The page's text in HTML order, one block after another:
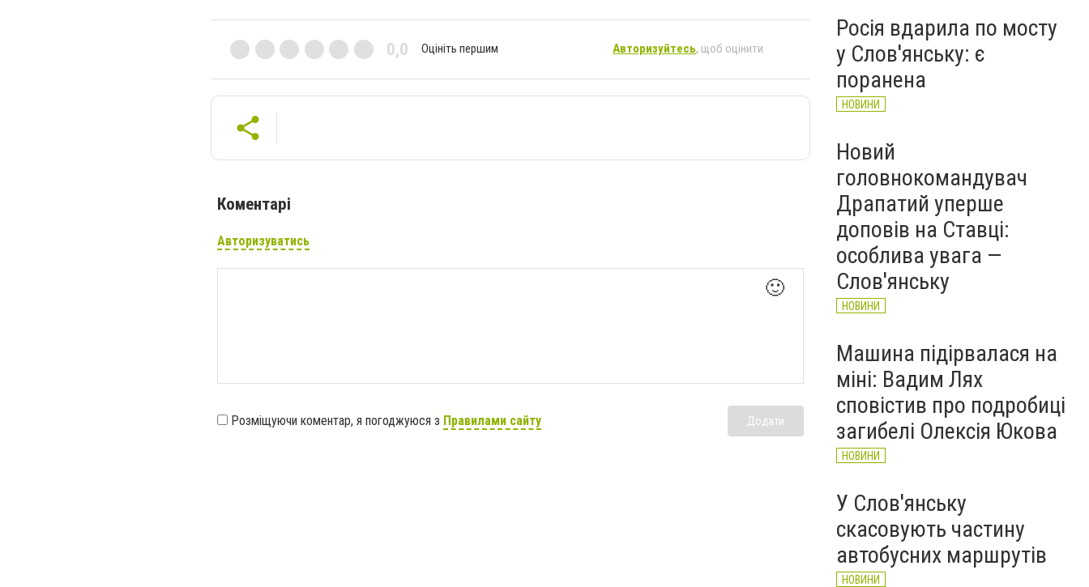
0,0 Оцініть першим Авторизуйтесь, щоб оцінити
Коментарі
Авторизуватись
🙂
Розміщуючи коментар, я погоджуюся з Правилами сайту Додати
Росія вдарила по мосту
у Слов'янську: є
поранена
НОВИНИ
Новий
головнокомандувач
Драпатий уперше
доповів на Ставці:
особлива увага —
Слов'янську
НОВИНИ
Машина підірвалася на
міні: Вадим Лях
сповістив про подробиці
загибелі Олексія Юкова
НОВИНИ
У Слов'янську
скасовують частину
автобусних маршрутів
НОВИНИ